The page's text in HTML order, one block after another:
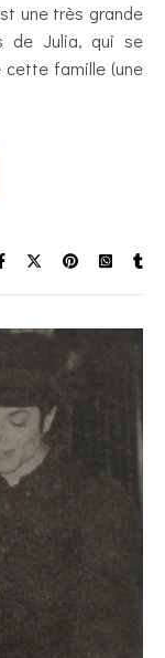
une très grande
de Julia, qui se
cette famille (une